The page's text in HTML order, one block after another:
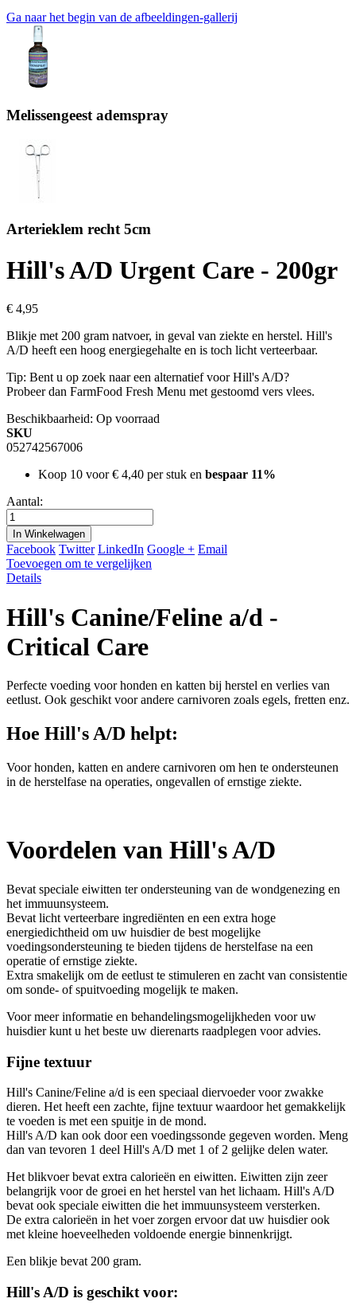
Ga naar het begin van de afbeeldingen-gallerij
Melissengeest ademspray
Arterieklem recht 5cm
Hill's A/D Urgent Care - 200gr
€ 4,95
Blikje met 200 gram natvoer, in geval van ziekte en herstel. Hill's
A/D heeft een hoog energiegehalte en is toch licht verteerbaar.
Tip: Bent u op zoek naar een alternatief voor Hill's A/D?
Probeer dan FarmFood Fresh Menu met gestoomd vers vlees.
Beschikbaarheid: Op voorraad
SKU
052742567006
Koop 10 voor€ 4,40 per stuk en bespaar 11%
Aantal:
In Winkelwagen
Facebook Twitter LinkedIn Google + Email
Toevoegen om te vergelijken
Details
Hill's Canine/Feline a/d -
Critical Care
Perfecte voeding voor honden en katten bij herstel en verlies van
eetlust. Ook geschikt voor andere carnivoren zoals egels, fretten enz.
Hoe Hill's A/D helpt:
Voor honden, katten en andere carnivoren om hen te ondersteunen
in de herstelfase na operaties, ongevallen of ernstige ziekte.
Voordelen van Hill's A/D
Bevat speciale eiwitten ter ondersteuning van de wondgenezing en
het immuunsysteem.
Bevat licht verteerbare ingrediënten en een extra hoge
energiedichtheid om uw huisdier de best mogelijke
voedingsondersteuning te bieden tijdens de herstelfase na een
operatie of ernstige ziekte.
Extra smakelijk om de eetlust te stimuleren en zacht van consistentie
om sonde- of spuitvoeding mogelijk te maken.
Voor meer informatie en behandelingsmogelijkheden voor uw
huisdier kunt u het beste uw dierenarts raadplegen voor advies.
Fijne textuur
Hill's Canine/Feline a/d is een speciaal diervoeder voor zwakke
dieren. Het heeft een zachte, fijne textuur waardoor het gemakkelijk
te voeden is met een spuitje in de mond.
Hill's A/D kan ook door een voedingssonde gegeven worden. Meng
dan van tevoren 1 deel Hill's A/D met 1 of 2 gelijke delen water.
Het blikvoer bevat extra calorieën en eiwitten. Eiwitten zijn zeer
belangrijk voor de groei en het herstel van het lichaam. Hill's A/D
bevat ook speciale eiwitten die het immuunsysteem versterken.
De extra calorieën in het voer zorgen ervoor dat uw huisdier ook
met kleine hoeveelheden voldoende energie binnenkrijgt.
Een blikje bevat 200 gram.
Hill's A/D is geschikt voor: